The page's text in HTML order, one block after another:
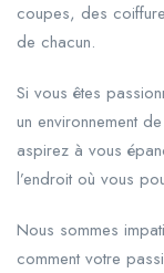
coupes, des
de chacun.
Si vous êtes
un environnement
aspirez à vous
l’endroit où vous
Nous sommes
comment votre